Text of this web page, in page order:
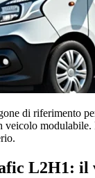
di riferimento
L2H1: il